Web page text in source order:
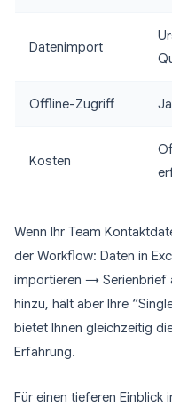
Datenimport
Offline-Zugriff Ja
Kosten
Wenn Ihr Team
der Workflow: Daten in
importieren → Serienbrief
hinzu, hält aber Ihre
bietet Ihnen gleichzeitig
Erfahrung.
Für einen tieferen